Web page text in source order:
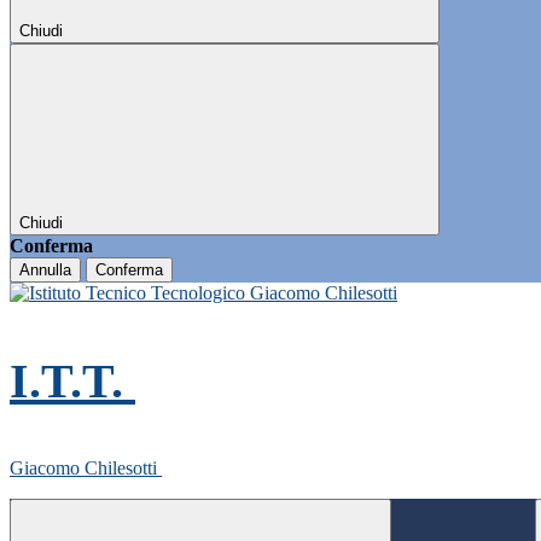
Chiudi
Chiudi
Conferma
Annulla Conferma
I.T.T.
Giacomo Chilesotti